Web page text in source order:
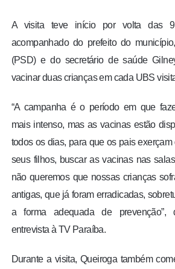
A visita teve início por volta das
acompanhado do prefeito do
(PSD) e do secretário de saúde
vacinar duas crianças em cada UBS
“A campanha é o período em que
mais intenso, mas as vacinas estão
todos os dias, para que os pais
seus filhos, buscar as vacinas nas
não queremos que nossas crianças
antigas, que já foram erradicadas,
a forma adequada de prevenção”,
entrevista à TV Paraíba.
Durante a visita, Queiroga também